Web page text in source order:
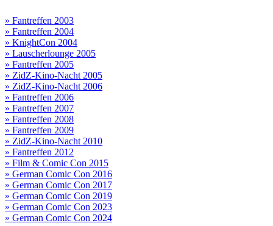
» Fantreffen 2003
» Fantreffen 2004
» KnightCon 2004
» Lauscherlounge 2005
» Fantreffen 2005
» ZidZ-Kino-Nacht 2005
» ZidZ-Kino-Nacht 2006
» Fantreffen 2006
» Fantreffen 2007
» Fantreffen 2008
» Fantreffen 2009
» ZidZ-Kino-Nacht 2010
» Fantreffen 2012
» Film & Comic Con 2015
» German Comic Con 2016
» German Comic Con 2017
» German Comic Con 2019
» German Comic Con 2023
» German Comic Con 2024